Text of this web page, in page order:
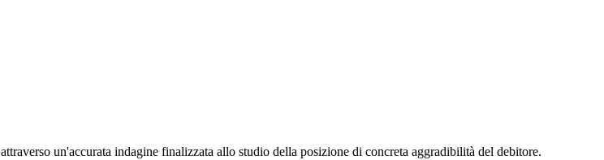
attraverso un'accurata indagine finalizzata allo studio della posizione di concreta aggradibilità del debitore.